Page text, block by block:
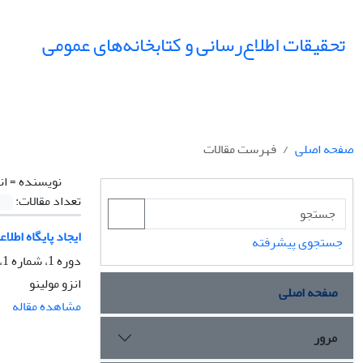
تحقیقات اطلاع‌رسانی و کتابخانه‌های عمومی
صفحه اصلی
فهرست مقالات
نویسنده =
تعداد مقالات:
ایجاد پایگاه
دوره 1، شماره 1، تابستان 1374، صفحه
انزو مولینو
مشاهده مقاله
جستجوی پیشرفته
صفحه اصلی
مرور